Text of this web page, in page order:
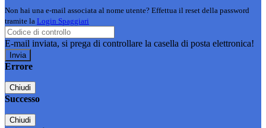
Non hai una e-mail associata al nome utente? Effettua il reset della password
tramite la Login Spaggiari
E-mail inviata, si prega di controllare la casella di posta elettronica!
Errore
Chiudi
Successo
Chiudi